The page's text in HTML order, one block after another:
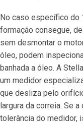
No caso específico do
formação consegue,
sem desmontar o
óleo, podem
banhada a óleo. A
um medidor
que desliza pelo
largura da correia. Se
tolerância do medidor,